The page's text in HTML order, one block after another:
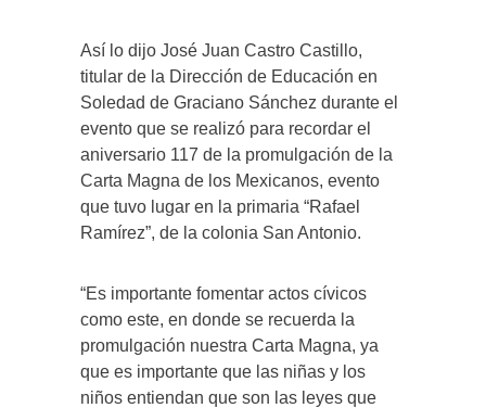
Así lo dijo José Juan Castro Castillo,
titular de la Dirección de Educación en
Soledad de Graciano Sánchez durante el
evento que se realizó para recordar el
aniversario 117 de la promulgación de la
Carta Magna de los Mexicanos, evento
que tuvo lugar en la primaria “Rafael
Ramírez”, de la colonia San Antonio.
“Es importante fomentar actos cívicos
como este, en donde se recuerda la
promulgación nuestra Carta Magna, ya
que es importante que las niñas y los
niños entiendan que son las leyes que